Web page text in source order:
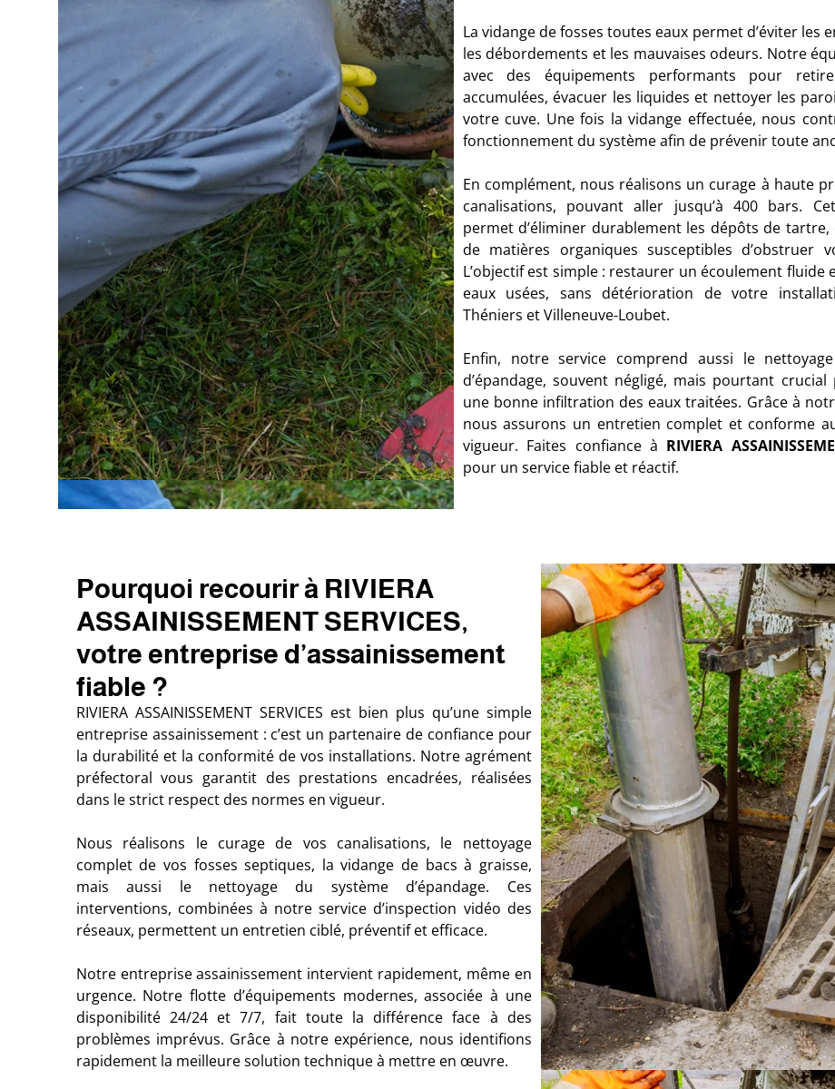
La vidange de fosses toutes eaux permet d’éviter les
les débordements et les mauvaises odeurs. Notre
avec des équipements performants pour
accumulées, évacuer les liquides et nettoyer les
votre cuve. Une fois la vidange effectuée, nous
fonctionnement du système afin de prévenir toute
En complément, nous réalisons un curage à haute
canalisations, pouvant aller jusqu’à 400 bars.
permet d’éliminer durablement les dépôts de tartre,
de matières organiques susceptibles d’obstruer
L’objectif est simple : restaurer un écoulement fluide
eaux usées, sans détérioration de votre
Théniers et Villeneuve-Loubet.
Enfin, notre service comprend aussi le
d’épandage, souvent négligé, mais pourtant
une bonne infiltration des eaux traitées. Grâce à
nous assurons un entretien complet et conforme
vigueur. Faites confiance à RIVIERA
pour un service fiable et réactif.
Pourquoi recourir à RIVIERA
ASSAINISSEMENT SERVICES,
votre entreprise d’assainissement
fiable ?
RIVIERA ASSAINISSEMENT SERVICES est bien plus qu’une simple
entreprise assainissement : c’est un partenaire de confiance pour
la durabilité et la conformité de vos installations. Notre agrément
préfectoral vous garantit des prestations encadrées, réalisées
dans le strict respect des normes en vigueur.
Nous réalisons le curage de vos canalisations, le nettoyage
complet de vos fosses septiques, la vidange de bacs à graisse,
mais aussi le nettoyage du système d’épandage. Ces
interventions, combinées à notre service d’inspection vidéo des
réseaux, permettent un entretien ciblé, préventif et efficace.
Notre entreprise assainissement intervient rapidement, même en
urgence. Notre flotte d’équipements modernes, associée à une
disponibilité 24/24 et 7/7, fait toute la différence face à des
problèmes imprévus. Grâce à notre expérience, nous identifions
rapidement la meilleure solution technique à mettre en œuvre.